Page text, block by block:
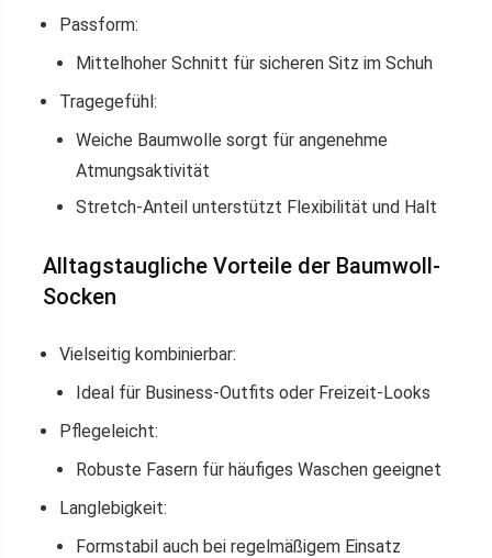
Passform:
Mittelhoher Schnitt für sicheren Sitz im Schuh
Tragegefühl:
Weiche Baumwolle sorgt für angenehme
Atmungsaktivität
Stretch-Anteil unterstützt Flexibilität und Halt
Alltagstaugliche Vorteile der Baumwoll-
Socken
Vielseitig kombinierbar:
Ideal für Business-Outfits oder Freizeit-Looks
Pflegeleicht:
Robuste Fasern für häufiges Waschen geeignet
Langlebigkeit:
Formstabil auch bei regelmäßigem Einsatz